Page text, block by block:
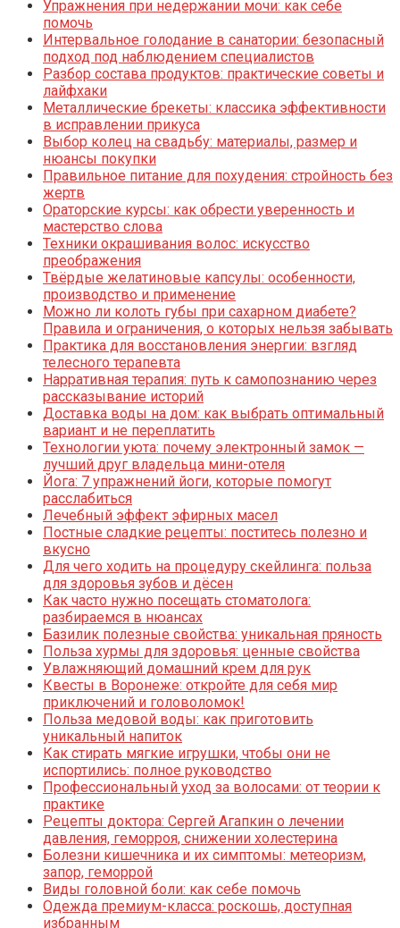
Упражнения при недержании мочи: как себе
помочь
Интервальное голодание в санатории: безопасный
подход под наблюдением специалистов
Разбор состава продуктов: практические советы и
лайфхаки
Металлические брекеты: классика эффективности
в исправлении прикуса
Выбор колец на свадьбу: материалы, размер и
нюансы покупки
Правильное питание для похудения: стройность без
жертв
Ораторские курсы: как обрести уверенность и
мастерство слова
Техники окрашивания волос: искусство
преображения
Твёрдые желатиновые капсулы: особенности,
производство и применение
Можно ли колоть губы при сахарном диабете?
Правила и ограничения, о которых нельзя забывать
Практика для восстановления энергии: взгляд
телесного терапевта
Нарративная терапия: путь к самопознанию через
рассказывание историй
Доставка воды на дом: как выбрать оптимальный
вариант и не переплатить
Технологии уюта: почему электронный замок —
лучший друг владельца мини-отеля
Йога: 7 упражнений йоги, которые помогут
расслабиться
Лечебный эффект эфирных масел
Постные сладкие рецепты: поститесь полезно и
вкусно
Для чего ходить на процедуру скейлинга: польза
для здоровья зубов и дёсен
Как часто нужно посещать стоматолога:
разбираемся в нюансах
Базилик полезные свойства: уникальная пряность
Польза хурмы для здоровья: ценные свойства
Увлажняющий домашний крем для рук
Квесты в Воронеже: откройте для себя мир
приключений и головоломок!
Польза медовой воды: как приготовить
уникальный напиток
Как стирать мягкие игрушки, чтобы они не
испортились: полное руководство
Профессиональный уход за волосами: от теории к
практике
Рецепты доктора: Сергей Агапкин о лечении
давления, геморроя, снижении холестерина
Болезни кишечника и их симптомы: метеоризм,
запор, геморрой
Виды головной боли: как себе помочь
Одежда премиум-класса: роскошь, доступная
избранным